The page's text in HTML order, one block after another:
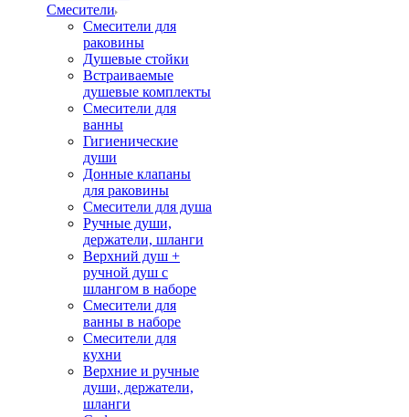
Смесители
Смесители для
раковины
Душевые стойки
Встраиваемые
душевые комплекты
Смесители для
ванны
Гигиенические
души
Донные клапаны
для раковины
Смесители для душа
Ручные души,
держатели, шланги
Верхний душ +
ручной душ с
шлангом в наборе
Смесители для
ванны в наборе
Смесители для
кухни
Верхние и ручные
души, держатели,
шланги